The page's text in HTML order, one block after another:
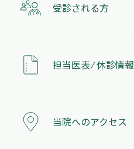
受診される方
担当医表 ⁄ 休診情報
当院へのアクセス